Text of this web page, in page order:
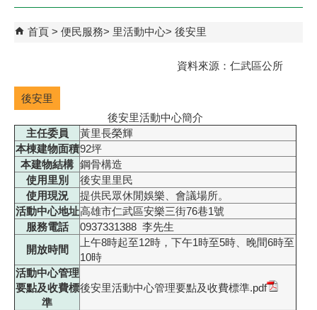
首頁 便民服務 里活動中心 後安里
資料來源：仁武區公所
後安里
後安里活動中心簡介
主任委員
黃里長榮輝
本棟建物面積92坪
本建物結構 鋼骨構造
使用里別
後安里里民
使用現況
提供民眾休閒娛樂、會議場所。
活動中心地址高雄市仁武區安樂三街76巷1號
服務電話
0937331388 李先生
開放時間
上午8時起至12時，下午1時至5時、晚間6時至
10時
活動中心管理
要點及收費標
準
後安里活動中心管理要點及收費標準.pdf